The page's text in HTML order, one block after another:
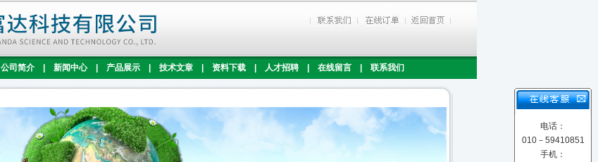
公司简介 新闻中心 产品展示 技术文章 资料下载 人才招聘 在线留言 联系我们
电话：
010－59410851
手机：